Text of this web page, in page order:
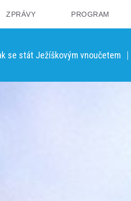
ZPRÁVY PROGRAM
se stát Ježíškovým vnoučetem